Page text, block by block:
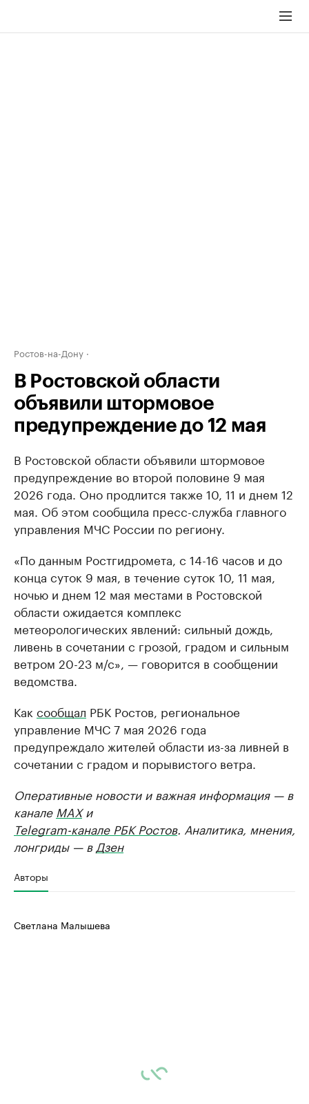
Ростов-на-Дону
В Ростовской области
объявили штормовое
предупреждение до 12 мая
В Ростовской области объявили штормовое
предупреждение во второй половине 9 мая
2026 года. Оно продлится также 10, 11 и днем 12
мая. Об этом сообщила пресс-служба главного
управления МЧС России по региону.
«По данным Ростгидромета, с 14-16 часов и до
конца суток 9 мая, в течение суток 10, 11 мая,
ночью и днем 12 мая местами в Ростовской
области ожидается комплекс
метеорологических явлений: сильный дождь,
ливень в сочетании с грозой, градом и сильным
ветром 20-23 м/с», — говорится в сообщении
ведомства.
Как сообщал РБК Ростов, региональное
управление МЧС 7 мая 2026 года
предупреждало жителей области из-за ливней в
сочетании с градом и порывистого ветра.
Оперативные новости и важная информация — в
канале MAXи
Telegram-канале РБК Ростов. Аналитика, мнения,
лонгриды — в Дзен
Авторы
Светлана Малышева